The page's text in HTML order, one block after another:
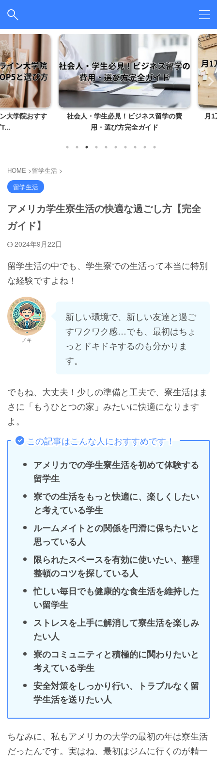
院おすす
社会人・学生必見！ビジネス留学の費
用・選び方完全ガイド
月1万
HOME >留学生活 >
留学生活
アメリカ学生寮生活の快適な過ごし方【完全
ガイド】
2024年9月22日
留学生活の中でも、学生寮での生活って本当に特別
な経験ですよね！
ノキ
新しい環境で、新しい友達と過ご
すワクワク感…でも、最初はちょ
っとドキドキするのも分かりま
す。
でもね、大丈夫！少しの準備と工夫で、寮生活はま
さに「もうひとつの家」みたいに快適になります
よ。
この記事はこんな人におすすめです！
アメリカでの学生寮生活を初めて体験する
留学生
寮での生活をもっと快適に、楽しくしたい
と考えている学生
ルームメイトとの関係を円滑に保ちたいと
思っている人
限られたスペースを有効に使いたい、整理
整頓のコツを探している人
忙しい毎日でも健康的な食生活を維持した
い留学生
ストレスを上手に解消して寮生活を楽しみ
たい人
寮のコミュニティと積極的に関わりたいと
考えている学生
安全対策をしっかり行い、トラブルなく留
学生活を送りたい人
ちなみに、私もアメリカの大学の最初の年は寮生活
だったんです。実はね、最初はジムに行くのが精一